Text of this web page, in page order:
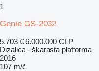
1
Genie GS-2032
5.703 € 6.000.000 CLP
Dizalica - škarasta platforma
2016
107 m/č